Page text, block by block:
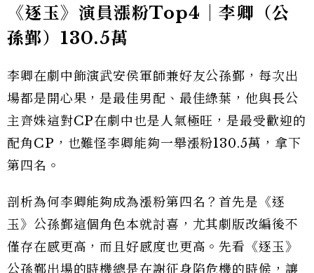
《逐玉》演員漲粉Top4｜李卿（公
孫鄞）130.5萬
李卿在劇中飾演武安侯軍師兼好友公孫鄞，每次出
場都是開心果，是最佳男配、最佳綠葉，他與長公
主齊姝這對CP在劇中也是人氣極旺，是最受歡迎的
配角CP，也難怪李卿能夠一舉漲粉130.5萬，拿下
第四名。
剖析為何李卿能夠成為漲粉第四名？首先是《逐
玉》公孫鄞這個角色本就討喜，尤其劇版改編後不
僅存在感更高，而且好感度也更高。先看《逐玉》
公孫鄞出場的時機總是在謝征身陷危機的時候，讓